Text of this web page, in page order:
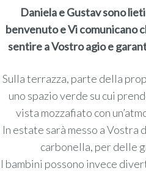
Daniela e Gustav sono
benvenuto e Vi comunicano
sentire a Vostro agio e
Sulla terrazza, parte della
uno spazio verde su cui
vista mozzafiato con
In estate sarà messo a Vostra
carbonella, per delle
I bambini possono invece